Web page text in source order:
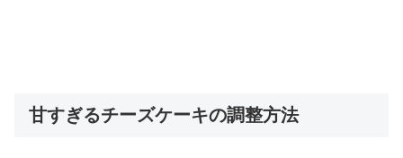
甘すぎるチーズケーキの調整方法